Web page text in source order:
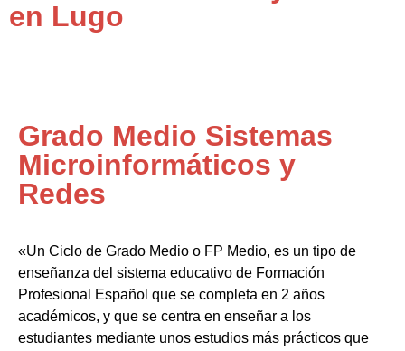
en Lugo
Grado Medio Sistemas
Microinformáticos y
Redes
«Un Ciclo de Grado Medio o FP Medio, es un tipo de
enseñanza del sistema educativo de Formación
Profesional Español que se completa en 2 años
académicos, y que se centra en enseñar a los
estudiantes mediante unos estudios más prácticos que